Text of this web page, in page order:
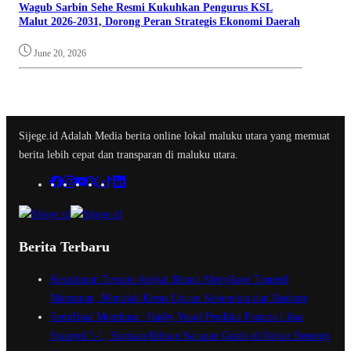
Wagub Sarbin Sehe Resmi Kukuhkan Pengurus KSL
Malut 2026-2031, Dorong Peran Strategis Ekonomi Daerah
June 20, 2026
Sijege.id Adalah Media berita online lokal maluku utara yang memuat
berita lebih cepat dan transparan di maluku utara.
Berita Terbaru
Kesultanan Ternate Angkat Bicara Menyikapi Tragedi
Matraman, Menolak Keras Ujaran Kebencian dan Rasisme
Semifinal Membara : Hasby Yusuf Prediksi Prancis Libas
Spanyol 3-1, Siapkan Ribuan Sarapan Gratis di Nobar Benteng